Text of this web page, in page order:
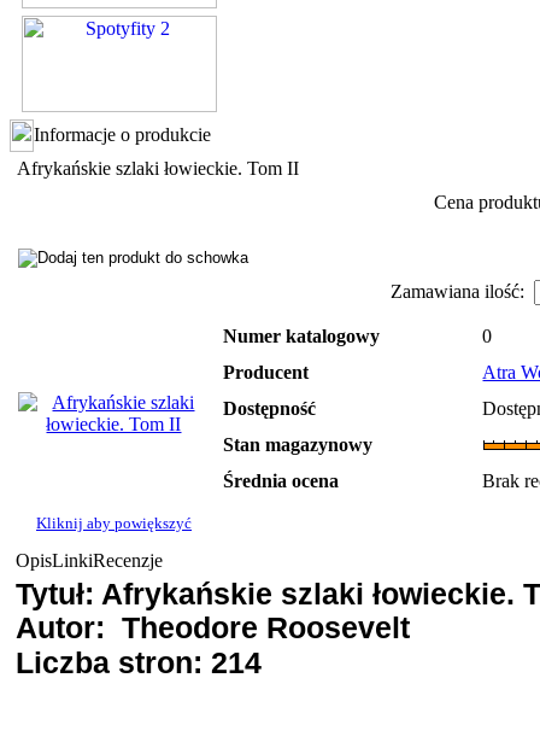
Informacje o produkcie
Afrykańskie szlaki łowieckie. Tom II
Cena
Zamawiana ilość:
Kliknij aby powiększyć
Numer katalogowy
0
Producent
Atra
Dostępność
Stan magazynowy
Średnia ocena
Brak
OpisLinkiRecenzje
Tytuł: Afrykańskie szlaki łowieckie.
Autor: Theodore Roosevelt
Liczba stron: 214